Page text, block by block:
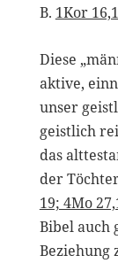
B. 1Kor
Diese
aktive,
unser
geistlich
das
der
19; 4Mo
Bibel auch
Beziehung